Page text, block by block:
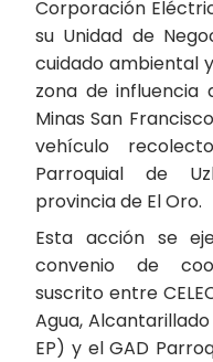
Corporación
su Unidad de
cuidado ambiental
zona de influencia
Minas San
vehículo
Parroquial de
provincia de El Oro.
Esta acción se
convenio de
suscrito entre
Agua, Alcantarillado
EP) y el GAD